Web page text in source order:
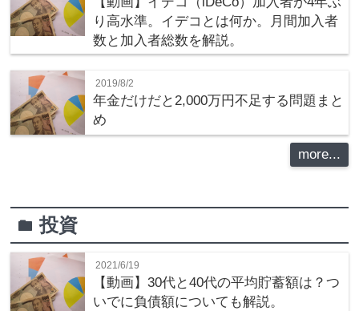
り高水準。イデコとは何か。月間加入者
数と加入者総数を解説。
2019/8/2
年金だけだと2,000万円不足する問題まと
め
more...
folder投資
2021/6/19
【動画】30代と40代の平均貯蓄額は？つ
いでに負債額についても解説。